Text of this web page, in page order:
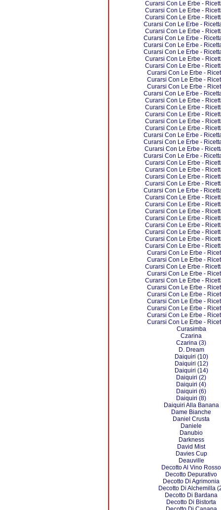
Curarsi Con Le Erbe -
Curarsi Con Le Erbe -
Curarsi Con Le Erbe -
Curarsi Con Le Erbe -
Curarsi Con Le Erbe -
Curarsi Con Le Erbe -
Curarsi Con Le Erbe -
Curarsi Con Le Erbe -
Curarsi Con Le Erbe -
Curarsi Con Le Erbe -
Curarsi Con Le Erbe -
Curarsi Con Le Erbe -
Curarsi Con Le Erbe -
Curarsi Con Le Erbe -
Curarsi Con Le Erbe -
Curarsi Con Le Erbe -
Curarsi Con Le Erbe -
Curarsi Con Le Erbe -
Curarsi Con Le Erbe -
Curarsi Con Le Erbe -
Curarsi Con Le Erbe -
Curarsi Con Le Erbe -
Curarsi Con Le Erbe -
Curarsi Con Le Erbe -
Curarsi Con Le Erbe -
Curarsi Con Le Erbe -
Curarsi Con Le Erbe -
Curarsi Con Le Erbe -
Curarsi Con Le Erbe -
Curarsi Con Le Erbe -
Curarsi Con Le Erbe -
Curarsi Con Le Erbe -
Curarsi Con Le Erbe -
Curarsi Con Le Erbe -
Curarsi Con Le Erbe -
Curarsi Con Le Erbe -
Curarsi Con Le Erbe -
Curarsi Con Le Erbe -
Curarsi Con Le Erbe -
Curarsi Con Le Erbe -
Curarsi Con Le Erbe -
Curarsi Con Le Erbe -
Curarsi Con Le Erbe -
Curarsi Con Le Erbe -
Curarsi Con Le Erbe -
Curarsi Con Le Erbe -
Curarsi Con Le Erbe -
Curasimba
Czarina
Czarina (3)
D. Dream
Daiquiri (10)
Daiquiri (12)
Daiquiri (14)
Daiquiri (2)
Daiquiri (4)
Daiquiri (6)
Daiquiri (8)
Daiquiri Alla Banana
Dame Bianche
Daniel Crusta
Daniele
Danubio
Darkness
David Mist
Davies Cup
Deauville
Decotto Al Vino Rosso
Decotto Depurativo
Decotto Di Agrimonia
Decotto Di Alchemilla
Decotto Di Bardana
Decotto Di Bistorta